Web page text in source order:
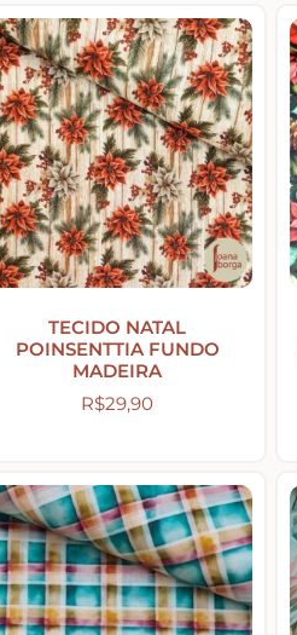
TECIDO NATAL
POINSENTTIA FUNDO
MADEIRA
R$29,90